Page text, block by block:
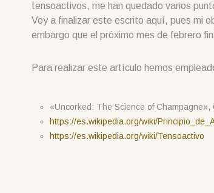
tensoactivos, me han quedado varios
Voy a finalizar este escrito aquí, pues mi
embargo que el próximo mes de febrero
Para realizar este artículo hemos
«Uncorked: The Science of
https://es.wikipedia.org/wiki/
https://es.wikipedia.org/wiki/Tensoactivo